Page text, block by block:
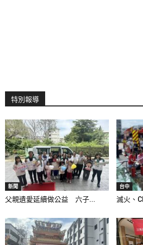
特別報導
新聞
父親遺愛延續做公益 六子...
台中
滅火、